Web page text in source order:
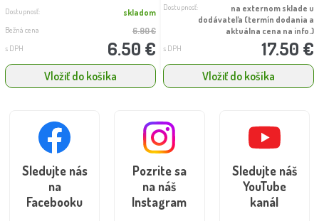
Dostupnosť: skladom
Bežná cena 6.90 €
s DPH 6.50 €
Vložiť do košíka
Dostupnosť:
na externom sklade u
dodávateľa (termín dodania a
aktuálna cena na info.)
s DPH 17.50 €
Vložiť do košíka
Sledujte nás
na
Facebooku
Pozrite sa
na náš
Instagram
Sledujte náš
YouTube
kanál